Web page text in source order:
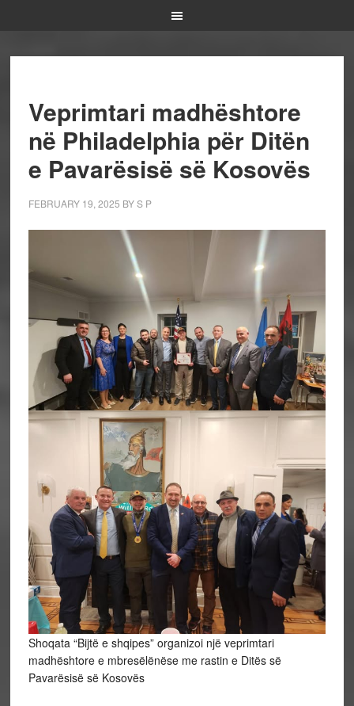
Veprimtari madhështore
në Philadelphia për Ditën
e Pavarësisë së Kosovës
FEBRUARY 19, 2025 BYS P
Shoqata “Bijtë e shqipes” organizoi një veprimtari
madhështore e mbresëlënëse me rastin e Ditës së
Pavarësisë së Kosovës